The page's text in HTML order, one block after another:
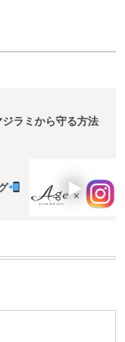
ジラミから守る方法